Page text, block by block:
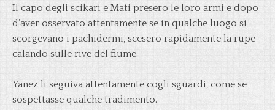
Il capo degli scikari e Mati presero le loro armi e dopo
d’aver osservato attentamente se in qualche luogo si
scorgevano i pachidermi, scesero rapidamente la rupe
calando sulle rive del fiume.
Yanez li seguiva attentamente cogli sguardi, come se
sospettasse qualche tradimento.